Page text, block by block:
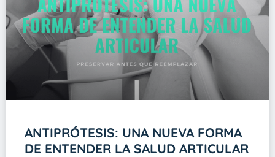
ANTIPRÓTESIS: UNA NUEVA FORMA
DE ENTENDER LA SALUD ARTICULAR